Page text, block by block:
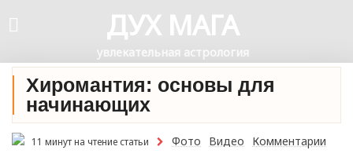
ДУХ МАГА
увлекательная астрология
Хиромантия: основы для
начинающих
11 минут на чтение статьи Фото Видео Комментарии